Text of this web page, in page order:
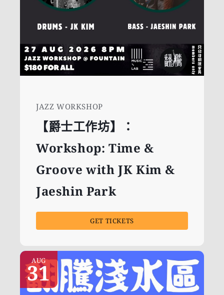
JAZZ WORKSHOP
【爵士工作坊】：
Workshop: Time &
Groove with JK Kim &
Jaeshin Park
GET TICKETS
AUG
31